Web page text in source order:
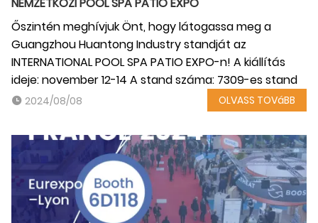
NEMZETKÖZI POOL SPA PATIO EXPO
Őszintén meghívjuk Önt, hogy látogassa meg a
Guangzhou Huantong Industry standját az
INTERNATIONAL POOL SPA PATIO EXPO-n! A kiállítás
ideje: november 12-14 A stand száma: 7309-es stand
2024/08/08 OLVASS TOVáBB